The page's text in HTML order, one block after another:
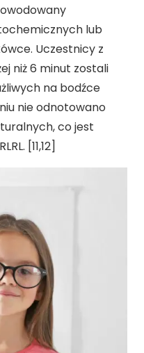
lub
Uczestnicy z
niż 6 minut zostali
na bodźce
nie odnotowano
co jest
[11,12]